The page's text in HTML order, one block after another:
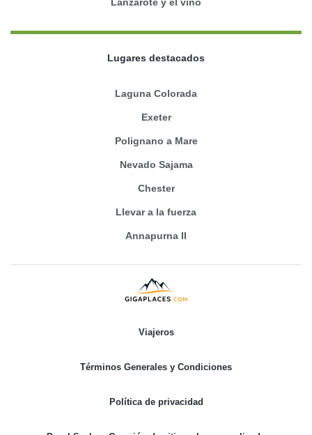
Lugares destacados
Laguna Colorada
Exeter
Polignano a Mare
Nevado Sajama
Chester
Llevar a la fuerza
Annapurna II
Viajeros
Términos Generales y Condiciones
Política de privacidad